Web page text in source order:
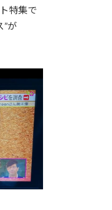
特集で
”が